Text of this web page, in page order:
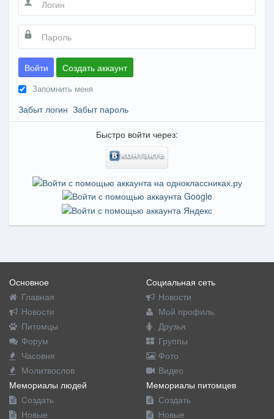
Войти Создать аккаунт
Запомнить меня
Забыт логин Забыт пароль
Быстро войти через:
Основное
Главная
Новости
Питомцы
Форум
Часовня
Молитвослов
Социальная сеть
Новости
Мой профиль
Друзья
Группы
Фото
Видео
Мемориалы людей
Создать
Новые
Мемориалы питомцев
Создать
Новые